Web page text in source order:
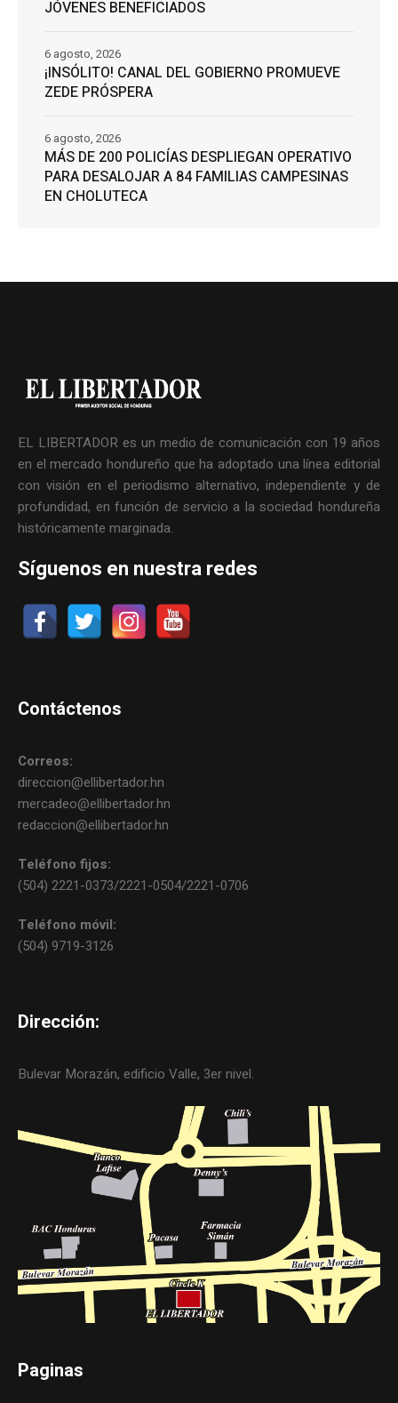
JÓVENES BENEFICIADOS
¡INSÓLITO! CANAL DEL GOBIERNO PROMUEVE
ZEDE PRÓSPERA
6 agosto, 2026
MÁS DE 200 POLICÍAS DESPLIEGAN OPERATIVO
PARA DESALOJAR A 84 FAMILIAS CAMPESINAS
EN CHOLUTECA
6 agosto, 2026
EL LIBERTADOR es un medio de comunicación con 19 años
en el mercado hondureño que ha adoptado una línea editorial
con visión en el periodismo alternativo, independiente y de
profundidad, en función de servicio a la sociedad hondureña
históricamente marginada.
Síguenos en nuestra redes
Contáctenos
Correos:
direccion@ellibertador.hn
mercadeo@ellibertador.hn
redaccion@ellibertador.hn
Teléfono fijos:
(504) 2221-0373/2221-0504/2221-0706
Teléfono móvil:
(504) 9719-3126
Dirección:
Bulevar Morazán, edificio Valle, 3er nivel.
Paginas